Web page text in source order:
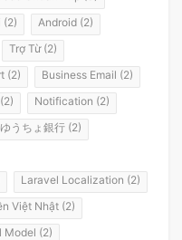
(2)
Android (2)
Trợ Từ (2)
(2)
Business Email (2)
Notification (2)
ゆうちょ銀行 (2)
Laravel Localization (2)
Việt Nhật (2)
Model (2)